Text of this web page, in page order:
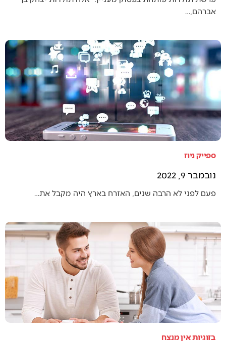
אברהם,…
ספייק ניוז
נובמבר 9, 2022
פעם לפני לא הרבה שנים, האזרח בארץ היה מקבל את…
בזוגיות אין מנצח